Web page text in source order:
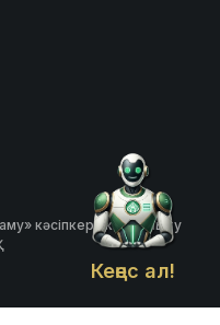
Кеңес ал!
кәсіпкерлікті дамыту